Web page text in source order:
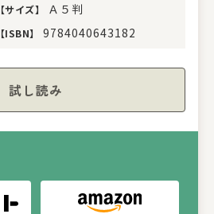
【サイズ】 Ａ５判
【ISBN】 9784040643182
試し読み